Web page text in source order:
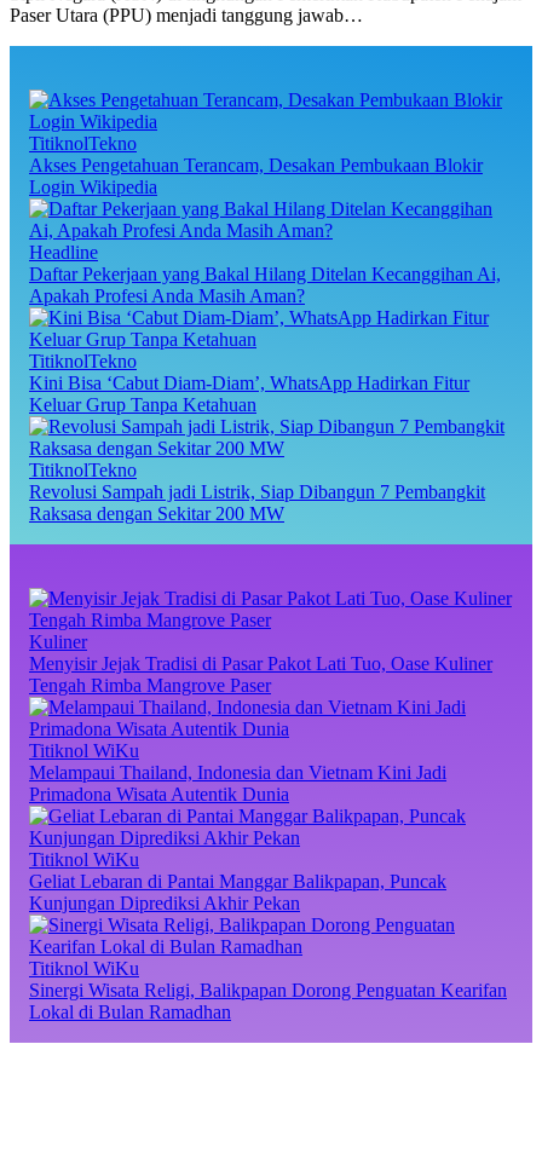
Paser Utara (PPU) menjadi tanggung jawab…
TitiknolTekno
Akses Pengetahuan Terancam, Desakan Pembukaan Blokir
Login Wikipedia
Headline
Daftar Pekerjaan yang Bakal Hilang Ditelan Kecanggihan Ai,
Apakah Profesi Anda Masih Aman?
TitiknolTekno
Kini Bisa ‘Cabut Diam-Diam’, WhatsApp Hadirkan Fitur
Keluar Grup Tanpa Ketahuan
TitiknolTekno
Revolusi Sampah jadi Listrik, Siap Dibangun 7 Pembangkit
Raksasa dengan Sekitar 200 MW
Kuliner
Menyisir Jejak Tradisi di Pasar Pakot Lati Tuo, Oase Kuliner
Tengah Rimba Mangrove Paser
Titiknol WiKu
Melampaui Thailand, Indonesia dan Vietnam Kini Jadi
Primadona Wisata Autentik Dunia
Titiknol WiKu
Geliat Lebaran di Pantai Manggar Balikpapan, Puncak
Kunjungan Diprediksi Akhir Pekan
Titiknol WiKu
Sinergi Wisata Religi, Balikpapan Dorong Penguatan Kearifan
Lokal di Bulan Ramadhan